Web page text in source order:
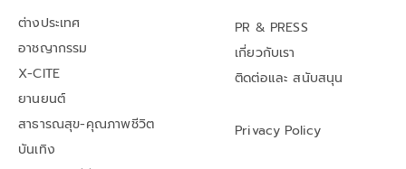
ต่างประเทศ
อาชญากรรม
X-CITE
ยานยนต์
สาธารณสุข-คุณภาพชีวิต
บันเทิง
PR & PRESS
เกี่ยวกับเรา
ติดต่อและ สนับสนุน
Privacy Policy